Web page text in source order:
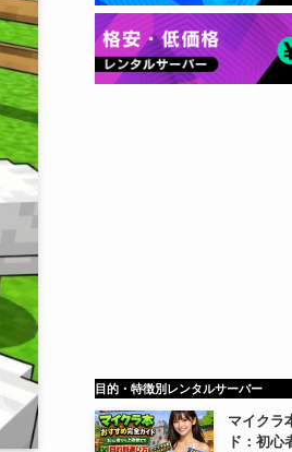
目的・特徴別レンタルサーバー
マイクラ
ド：初心